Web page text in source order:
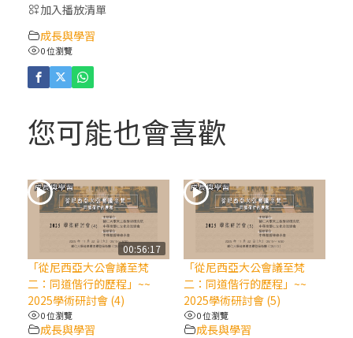
(5)黃敏正主教帶你做「四旬期避靜」—【逾
人相遇
(2)黃敏正主教帶你做「四旬期避靜」—【逾
越的智慧】：七項齋戒的意義與益處
【信仰之旅】第九集：「如果你的痛苦比快
樂多」—歐義明神父 / 應芝莉老師
加入播放清單
成長與學習
0 位瀏覽
您可能也會喜歡
00:56:17
「從尼西亞大公會議至梵
二：同道偕行的歷程」~~
2025學術研討會 (4)
0 位瀏覽
成長與學習
「從尼西亞大公會議至梵
二：同道偕行的歷程」~~
2025學術研討會 (5)
0 位瀏覽
成長與學習